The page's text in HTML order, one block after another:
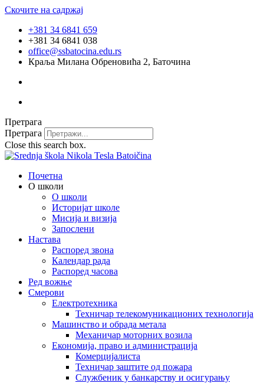
Скочите на садржај
+381 34 6841 659
+381 34 6841 038
office@ssbatocina.edu.rs
Краља Милана Обреновића 2, Баточина
Претрага
Претрага
Close this search box.
Почетна
О школи
О школи
Историјат школе
Мисија и визија
Запослени
Настава
Распоред звона
Календар рада
Распоред часова
Ред вожње
Смерови
Електротехника
Техничар телекомуникационих технологија
Машинство и обрада метала
Механичар моторних возила
Економија, право и администрација
Комерцијалиста
Техничар заштите од пожара
Службеник у банкарству и осигурању